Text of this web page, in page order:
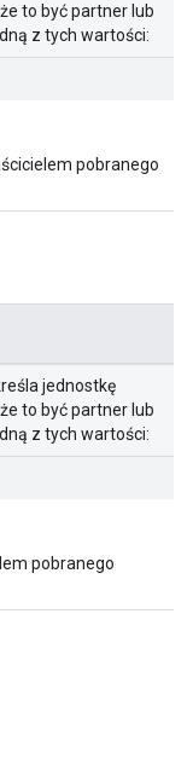
to być partner lub
z tych wartości:
pobranego
jednostkę
to być partner lub
z tych wartości:
pobranego